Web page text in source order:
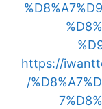
https://
/